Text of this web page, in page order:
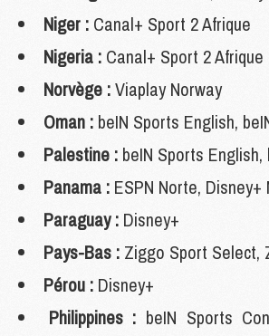
Niger : Canal+ Sport 2 Afrique
Nigeria : Canal+ Sport 2 Afrique
Norvège :Viaplay Norway
Oman : beIN Sports English,
Palestine : beIN Sports
Panama : ESPN Norte, Disney+
Paraguay : Disney+
Pays-Bas : Ziggo Sport Select,
Pérou : Disney+
Philippines : beIN Sports